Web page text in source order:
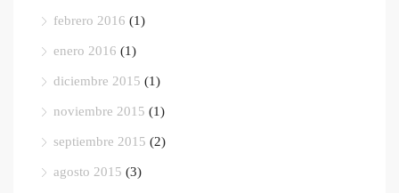
febrero 2016 (1)
enero 2016 (1)
diciembre 2015 (1)
noviembre 2015 (1)
septiembre 2015 (2)
agosto 2015 (3)